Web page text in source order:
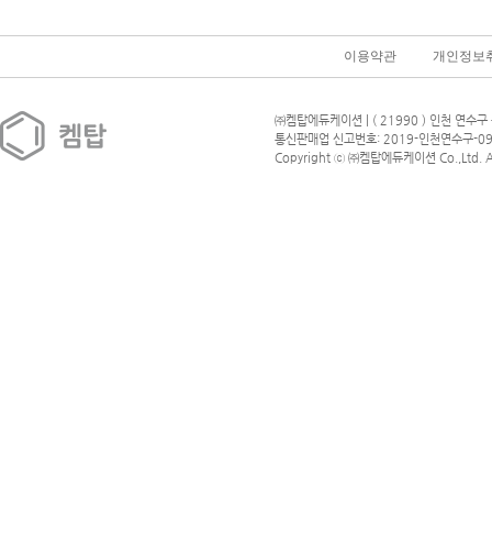
이용약관 개인정보
㈜켐탑에듀케이션 | ( 21990 ) 인천 연수
통신판매업 신고번호: 2019-인천연수구-
Copyright ⓒ ㈜켐탑에듀케이션 Co.,Ltd.